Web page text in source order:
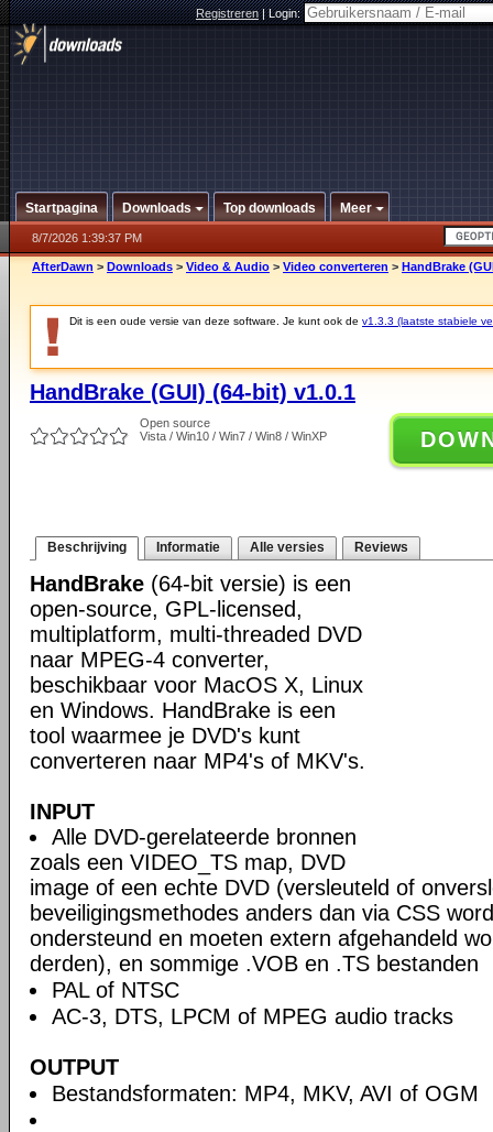
Registreren|Login:
Startpagina Downloads Top downloads Meer
8/7/2026 1:39:37 PM
AfterDawn > Downloads > Video & Audio > Video converteren > HandBrake
Dit is een oude versie van deze software. Je kunt ook de v1.3.3 (laatste stabiele
HandBrake (GUI) (64-bit) v1.0.1
Open source
Vista / Win10 / Win7 / Win8 / WinXP
Beschrijving Informatie Alle versies Reviews
HandBrake (64-bit versie) is een
open-source, GPL-licensed,
multiplatform, multi-threaded DVD
naar MPEG-4 converter,
beschikbaar voor MacOS X, Linux
en Windows. HandBrake is een
tool waarmee je DVD's kunt
converteren naar MP4's of MKV's.
INPUT
Alle DVD-gerelateerde bronnen
zoals een VIDEO_TS map, DVD
image of een echte DVD (versleuteld of
beveiligingsmethodes anders dan via CSS
ondersteund en moeten extern afgehandeld
derden), en sommige .VOB en .TS bestanden
PAL of NTSC
AC-3, DTS, LPCM of MPEG audio tracks
OUTPUT
Bestandsformaten: MP4, MKV, AVI of OGM